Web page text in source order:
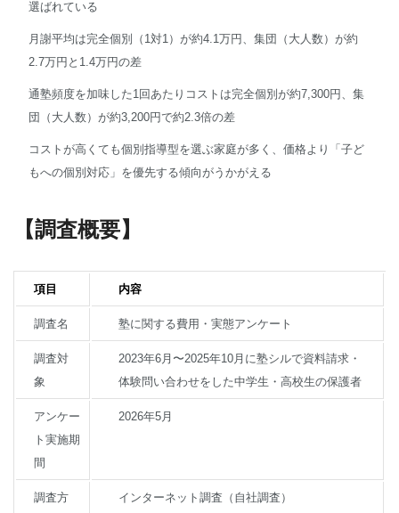
選ばれている
月謝平均は完全個別（1対1）が約4.1万円、集団（大人数）が約
2.7万円と1.4万円の差
通塾頻度を加味した1回あたりコストは完全個別が約7,300円、集
団（大人数）が約3,200円で約2.3倍の差
コストが高くても個別指導型を選ぶ家庭が多く、価格より「子ど
もへの個別対応」を優先する傾向がうかがえる
【調査概要】
項目 内容
調査名 塾に関する費用・実態アンケート
調査対
象
2023年6月〜2025年10月に塾シルで資料請求・
体験問い合わせをした中学生・高校生の保護者
アンケー
ト実施期
間
2026年5月
調査方
インターネット調査（自社調査）